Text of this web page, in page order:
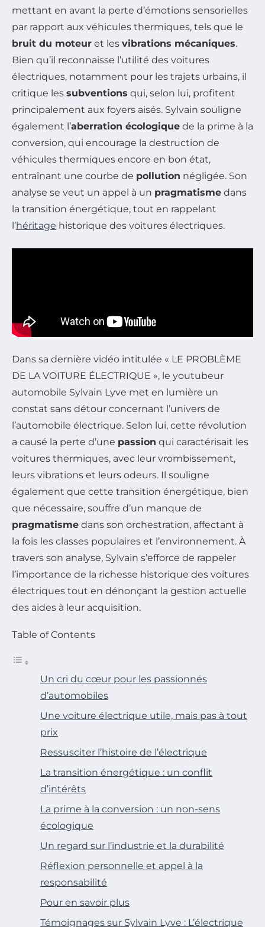
mettant en avant la perte d’émotions sensorielles
par rapport aux véhicules thermiques, tels que le
bruit du moteur et les vibrations mécaniques.
Bien qu’il reconnaisse l’utilité des voitures
électriques, notamment pour les trajets urbains, il
critique les subventions qui, selon lui, profitent
principalement aux foyers aisés. Sylvain souligne
également l’aberration écologique de la prime à la
conversion, qui encourage la destruction de
véhicules thermiques encore en bon état,
entraînant une courbe de pollution négligée. Son
analyse se veut un appel à un pragmatisme dans
la transition énergétique, tout en rappelant
l’héritage historique des voitures électriques.
Dans sa dernière vidéo intitulée « LE PROBLÈME
DE LA VOITURE ÉLECTRIQUE », le youtubeur
automobile Sylvain Lyve met en lumière un
constat sans détour concernant l’univers de
l’automobile électrique. Selon lui, cette révolution
a causé la perte d’une passion qui caractérisait les
voitures thermiques, avec leur vrombissement,
leurs vibrations et leurs odeurs. Il souligne
également que cette transition énergétique, bien
que nécessaire, souffre d’un manque de
pragmatisme dans son orchestration, affectant à
la fois les classes populaires et l’environnement. À
travers son analyse, Sylvain s’efforce de rappeler
l’importance de la richesse historique des voitures
électriques tout en dénonçant la gestion actuelle
des aides à leur acquisition.
Table of Contents
Un cri du cœur pour les passionnés
d’automobiles
Une voiture électrique utile, mais pas à tout
prix
Ressusciter l’histoire de l’électrique
La transition énergétique : un conflit
d’intérêts
La prime à la conversion : un non-sens
écologique
Un regard sur l’industrie et la durabilité
Réflexion personnelle et appel à la
responsabilité
Pour en savoir plus
Témoignages sur Sylvain Lyve : L’électrique